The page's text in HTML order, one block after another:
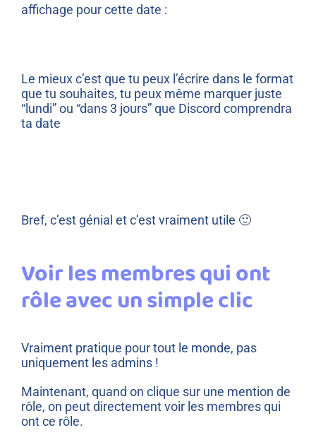
affichage pour cette date :
Le mieux c’est que tu peux l’écrire dans le format
que tu souhaites, tu peux même marquer juste
“lundi” ou “dans 3 jours” que Discord comprendra
ta date
Bref, c’est génial et c’est vraiment utile 🙂
Voir les membres qui ont
rôle avec un simple clic
Vraiment pratique pour tout le monde, pas
uniquement les admins !
Maintenant, quand on clique sur une mention de
rôle, on peut directement voir les membres qui
ont ce rôle.